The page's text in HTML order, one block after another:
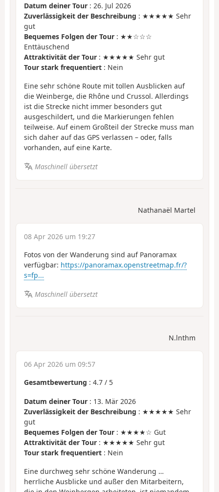
Datum deiner Tour : 26. Jul 2026
Zuverlässigkeit der Beschreibung : ★★★★★ Sehr
gut
Bequemes Folgen der Tour : ★★☆☆☆
Enttäuschend
Attraktivität der Tour : ★★★★★ Sehr gut
Tour stark frequentiert : Nein
Eine sehr schöne Route mit tollen Ausblicken auf
die Weinberge, die Rhône und Crussol. Allerdings
ist die Strecke nicht immer besonders gut
ausgeschildert, und die Markierungen fehlen
teilweise. Auf einem Großteil der Strecke muss man
sich daher auf das GPS verlassen – oder, falls
vorhanden, auf eine Karte.
Maschinell übersetzt
Nathanaël Martel
08 Apr 2026 um 19:27
Fotos von der Wanderung sind auf Panoramax
verfügbar: https://panoramax.openstreetmap.fr/?
s=fp...
Maschinell übersetzt
N.lnthm
06 Apr 2026 um 09:57
Gesamtbewertung : 4.7 / 5
Datum deiner Tour : 13. Mär 2026
Zuverlässigkeit der Beschreibung : ★★★★★ Sehr
gut
Bequemes Folgen der Tour : ★★★★☆ Gut
Attraktivität der Tour : ★★★★★ Sehr gut
Tour stark frequentiert : Nein
Eine durchweg sehr schöne Wanderung …
herrliche Ausblicke und außer den Mitarbeitern,